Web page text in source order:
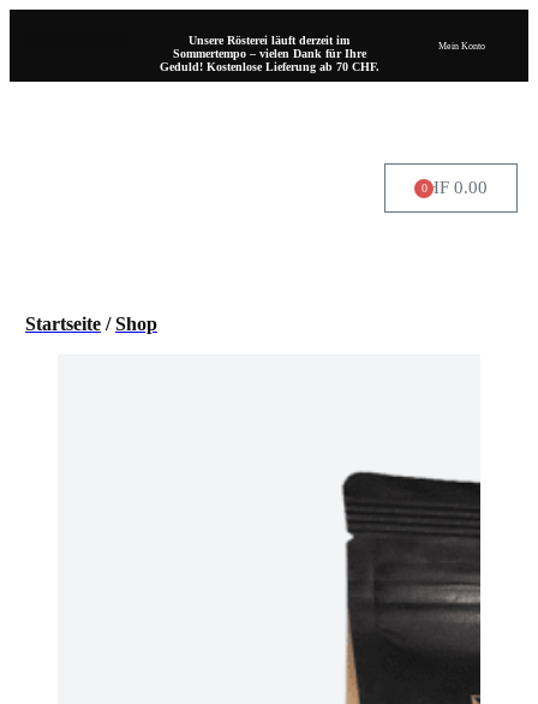
Unsere Rösterei läuft derzeit im
Sommertempo – vielen Dank für Ihre
Geduld! Kostenlose Lieferung ab 70 CHF.
Mein Konto
CHF 0.00
0
Startseite /Shop